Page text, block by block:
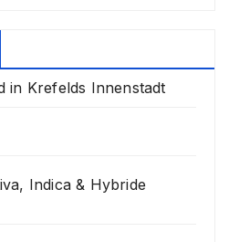
in Krefelds Innenstadt
Indica & Hybride